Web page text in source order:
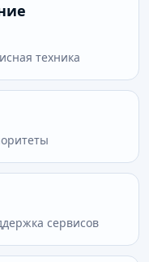
техника
сервисов